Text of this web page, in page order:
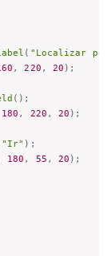
( "Localizar por
, 220 , 20 ) ;
( ) ;
180 , 220 , 20 ) ;
"Ir" ) ;
180 , 55 , 20 ) ;